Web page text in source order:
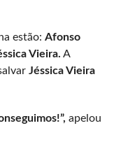
estão: Afonso
Vieira. A
Jéssica Vieira
apelou